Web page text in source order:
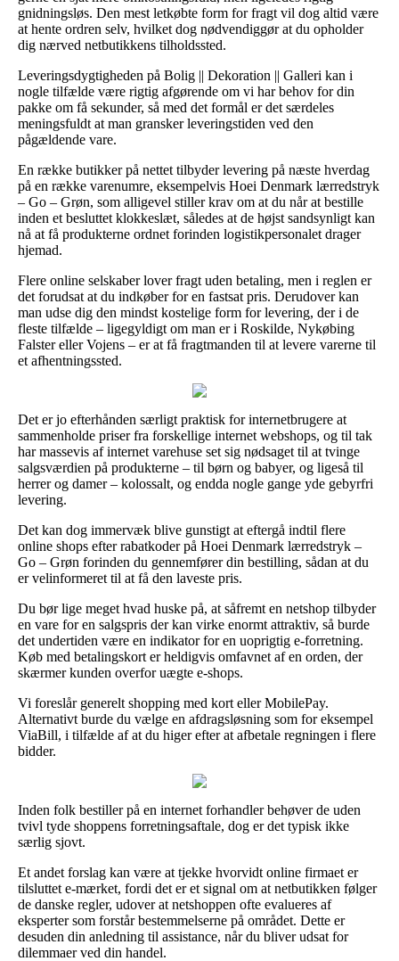
gnidningsløs. Den mest letkøbte form for fragt vil dog altid være
at hente ordren selv, hvilket dog nødvendiggør at du opholder
dig nærved netbutikkens tilholdssted.
Leveringsdygtigheden på Bolig || Dekoration || Galleri kan i
nogle tilfælde være rigtig afgørende om vi har behov for din
pakke om få sekunder, så med det formål er det særdeles
meningsfuldt at man gransker leveringstiden ved den
pågældende vare.
En række butikker på nettet tilbyder levering på næste hverdag
på en række varenumre, eksempelvis Hoei Denmark lærredstryk
– Go – Grøn, som alligevel stiller krav om at du når at bestille
inden et besluttet klokkeslæt, således at de højst sandsynligt kan
nå at få produkterne ordnet forinden logistikpersonalet drager
hjemad.
Flere online selskaber lover fragt uden betaling, men i reglen er
det forudsat at du indkøber for en fastsat pris. Derudover kan
man udse dig den mindst kostelige form for levering, der i de
fleste tilfælde – ligegyldigt om man er i Roskilde, Nykøbing
Falster eller Vojens – er at få fragtmanden til at levere varerne til
et afhentningssted.
Det er jo efterhånden særligt praktisk for internetbrugere at
sammenholde priser fra forskellige internet webshops, og til tak
har massevis af internet varehuse set sig nødsaget til at tvinge
salgsværdien på produkterne – til børn og babyer, og ligeså til
herrer og damer – kolossalt, og endda nogle gange yde gebyrfri
levering.
Det kan dog immervæk blive gunstigt at eftergå indtil flere
online shops efter rabatkoder på Hoei Denmark lærredstryk –
Go – Grøn forinden du gennemfører din bestilling, sådan at du
er velinformeret til at få den laveste pris.
Du bør lige meget hvad huske på, at såfremt en netshop tilbyder
en vare for en salgspris der kan virke enormt attraktiv, så burde
det undertiden være en indikator for en uoprigtig e-forretning.
Køb med betalingskort er heldigvis omfavnet af en orden, der
skærmer kunden overfor uægte e-shops.
Vi foreslår generelt shopping med kort eller MobilePay.
Alternativt burde du vælge en afdragsløsning som for eksempel
ViaBill, i tilfælde af at du higer efter at afbetale regningen i flere
bidder.
Inden folk bestiller på en internet forhandler behøver de uden
tvivl tyde shoppens forretningsaftale, dog er det typisk ikke
særlig sjovt.
Et andet forslag kan være at tjekke hvorvidt online firmaet er
tilsluttet e-mærket, fordi det er et signal om at netbutikken følger
de danske regler, udover at netshoppen ofte evalueres af
eksperter som forstår bestemmelserne på området. Dette er
desuden din anledning til assistance, når du bliver udsat for
dilemmaer ved din handel.